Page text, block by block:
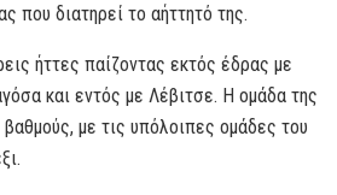
που διατηρεί το αήττητό της.
ήττες παίζοντας εκτός έδρας με
και εντός με Λέβιτσε. Η ομάδα της
με τις υπόλοιπες ομάδες του